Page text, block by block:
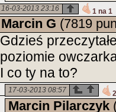
16-03-2013 23:16 1 na 1
Marcin G (7819
Gdzieś
poziomie
I co ty na to?
17-03-2013 08:57
Marcin Pilarczyk